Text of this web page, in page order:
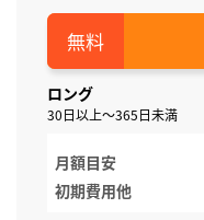
ロング
30日以上～365日未満
月額目安
初期費用他